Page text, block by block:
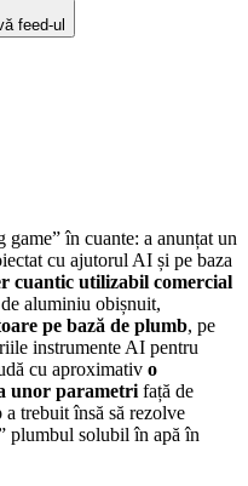
feed-ul
game” în cuante: a anunțat un
cu ajutorul AI și pe baza
cuantic utilizabil comercial
aluminiu obișnuit,
pe bază de plumb, pe
instrumente AI pentru
cu aproximativ o
unor parametri față de
trebuit însă să rezolve
plumbul solubil în apă în